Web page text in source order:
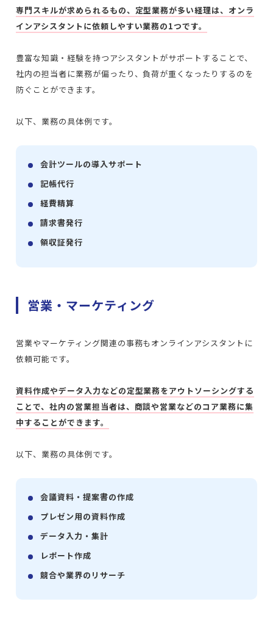
専門スキルが求められるもの、定型業務が多い経理は、オンラ
インアシスタントに依頼しやすい業務の1つです。
豊富な知識・経験を持つアシスタントがサポートすることで、
社内の担当者に業務が偏ったり、負荷が重くなったりするのを
防ぐことができます。
以下、業務の具体例です。
会計ツールの導入サポート
記帳代行
経費精算
請求書発行
領収証発行
営業・マーケティング
営業やマーケティング関連の事務もオンラインアシスタントに
依頼可能です。
資料作成やデータ入力などの定型業務をアウトソーシングする
ことで、社内の営業担当者は、商談や営業などのコア業務に集
中することができます。
以下、業務の具体例です。
会議資料・提案書の作成
プレゼン用の資料作成
データ入力・集計
レポート作成
競合や業界のリサーチ